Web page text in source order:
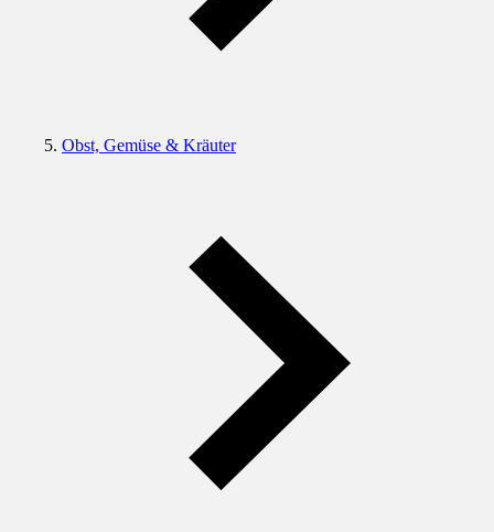
Obst, Gemüse & Kräuter